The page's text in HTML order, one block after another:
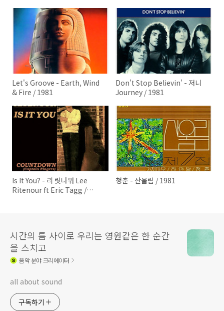
Let's Groove - Earth, Wind
& Fire / 1981
Don't Stop Believin' - 저니
Journey / 1981
Is It You? - 리 릿나워 Lee
Ritenour ft Eric Tagg /
청춘 - 산울림 / 1981
시간의 틈 사이로 우리는 영원같은 한 순간
을 스치고
음악분야 크리에이터
all about sound
구독하기